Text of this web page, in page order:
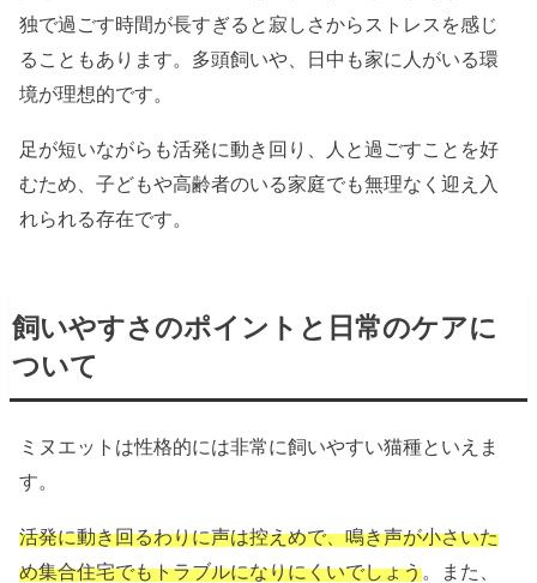
独で過ごす時間が長すぎると寂しさからストレスを感じ
ることもあります。多頭飼いや、日中も家に人がいる環
境が理想的です。
足が短いながらも活発に動き回り、人と過ごすことを好
むため、子どもや高齢者のいる家庭でも無理なく迎え入
れられる存在です。
飼いやすさのポイントと日常のケアに
ついて
ミヌエットは性格的には非常に飼いやすい猫種といえま
す。
活発に動き回るわりに声は控えめで、鳴き声が小さいた
め集合住宅でもトラブルになりにくいでしょう。また、